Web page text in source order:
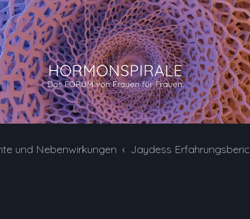
und Nebenwirkungen Jaydess